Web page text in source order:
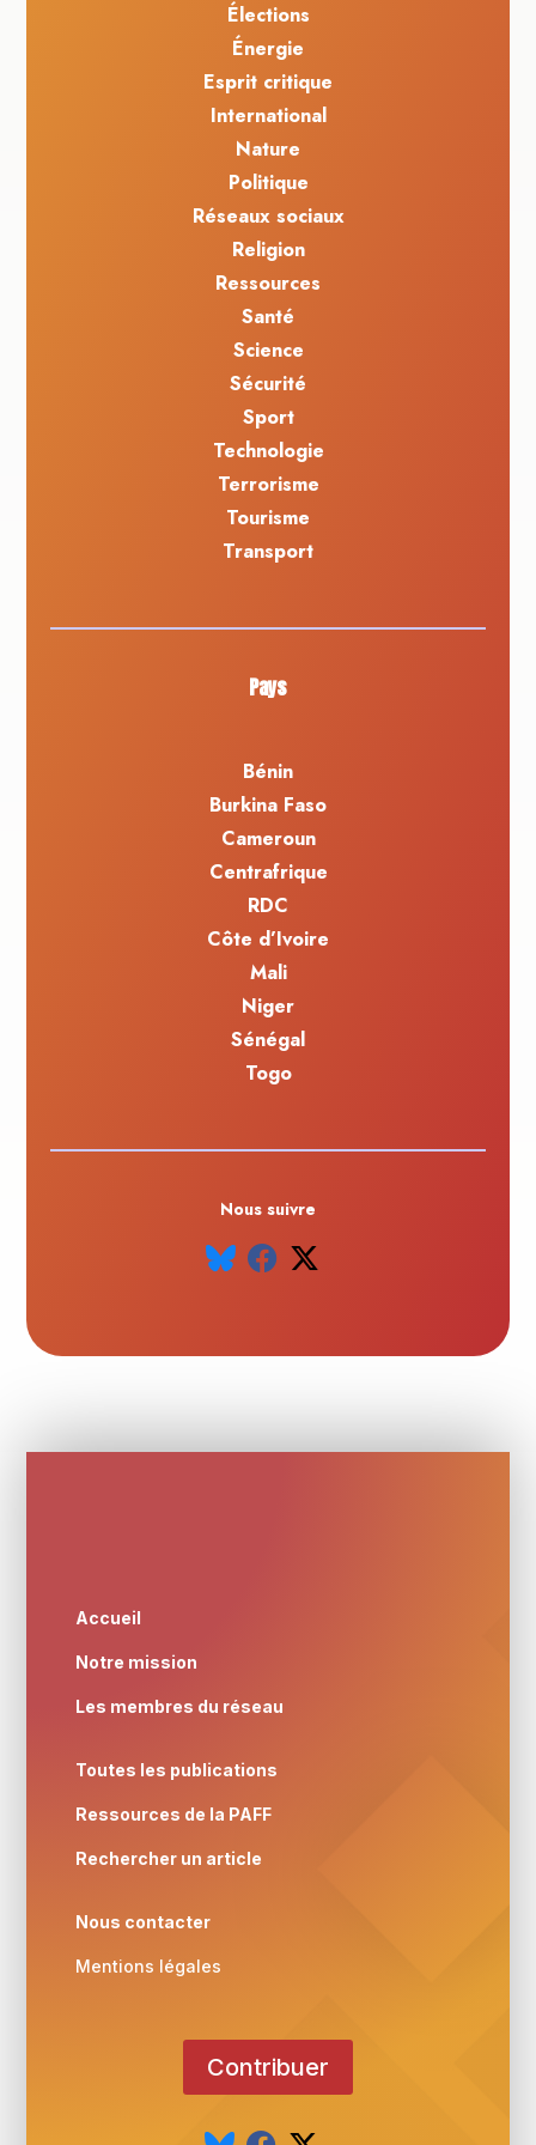
Élections
Énergie
Esprit critique
International
Nature
Politique
Réseaux sociaux
Religion
Ressources
Santé
Science
Sécurité
Sport
Technologie
Terrorisme
Tourisme
Transport
Pays
Bénin
Burkina Faso
Cameroun
Centrafrique
RDC
Côte d’Ivoire
Mali
Niger
Sénégal
Togo
Nous suivre
Accueil
Notre mission
Les membres du réseau
Toutes les publications
Ressources de la PAFF
Rechercher un article
Nous contacter
Mentions légales
Contribuer